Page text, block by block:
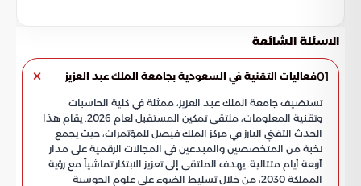
الاسئلة الشائعة
01فعاليات التقنية في السعودية بجامعة الملك عبد العزيز
تستضيف جامعة الملك عبد العزيز، ممثلة في كلية الحاسبات
وتقنية المعلومات، ملتقى تمكين المستقبل لعام 2026. يقام هذا
الحدث التقني البارز في مركز الملك فيصل للمؤتمرات، حيث يجمع
نخبة من المتخصصين والمبدعين في المجالات الرقمية على مدار
أربعة أيام متتالية. يهدف الملتقى إلى تعزيز الابتكار تماشياً مع رؤية
المملكة 2030، من خلال تسليط الضوء على علوم الحوسبة